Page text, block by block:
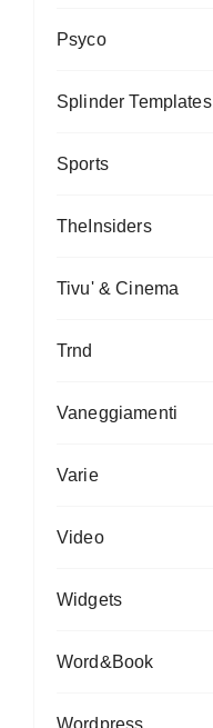
Psyco
Splinder Templates
Sports
TheInsiders
Tivu' & Cinema
Trnd
Vaneggiamenti
Varie
Video
Widgets
Word&Book
Wordpress